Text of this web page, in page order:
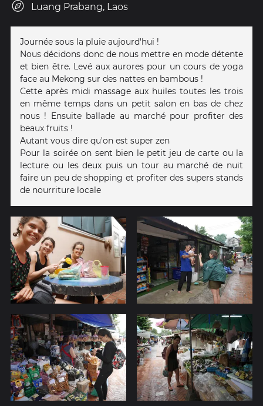
Luang Prabang, Laos
Journée sous la pluie aujourd'hui !
Nous décidons donc de nous mettre en mode détente
et bien être. Levé aux aurores pour un cours de yoga
face au Mekong sur des nattes en bambous !
Cette après midi massage aux huiles toutes les trois
en même temps dans un petit salon en bas de chez
nous ! Ensuite ballade au marché pour profiter des
beaux fruits !
Autant vous dire qu'on est super zen
Pour la soirée on sent bien le petit jeu de carte ou la
lecture ou les deux puis un tour au marché de nuit
faire un peu de shopping et profiter des supers stands
de nourriture locale